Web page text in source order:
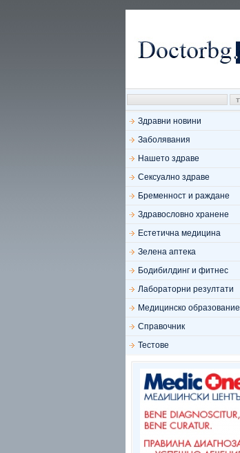
Здравни новини
Заболявания
Нашето здраве
Сексуално здраве
Бременност и раждане
Здравословно хранене
Естетична медицина
Зелена аптека
Бодибилдинг и фитнес
Лабораторни резултати
Медицинско образование
Справочник
Тестове